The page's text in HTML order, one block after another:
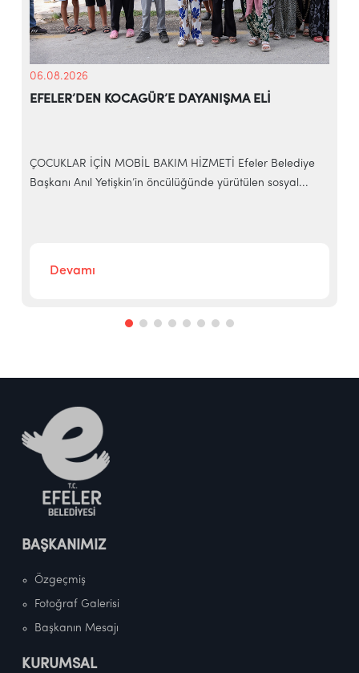
06.08.2026
EFELER’DEN KOCAGÜR’E DAYANIŞMA ELİ
ÇOCUKLAR İÇİN MOBİL BAKIM HİZMETİ Efeler Belediye
Başkanı Anıl Yetişkin’in öncülüğünde yürütülen sosyal...
Devamı
BAŞKANIMIZ
Özgeçmiş
Fotoğraf Galerisi
Başkanın Mesajı
KURUMSAL